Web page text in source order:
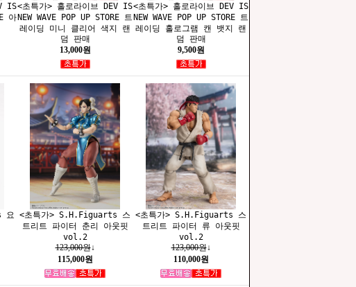
IS
아
<초특가> 홀로라이브 DEV IS
NEW WAVE POP UP STORE 트
레이딩 미니 클리어 색지 랜
덤 판매
13,000원
<초특가> 홀로라이브 DEV IS
NEW WAVE POP UP STORE 트
레이딩 홀로그램 캔 뱃지 랜
덤 판매
9,500원
요
<초특가> S.H.Figuarts 스
트리트 파이터 춘리 아웃핏
vol.2
123,000원↓
115,000원
<초특가> S.H.Figuarts 스
트리트 파이터 류 아웃핏
vol.2
123,000원↓
110,000원